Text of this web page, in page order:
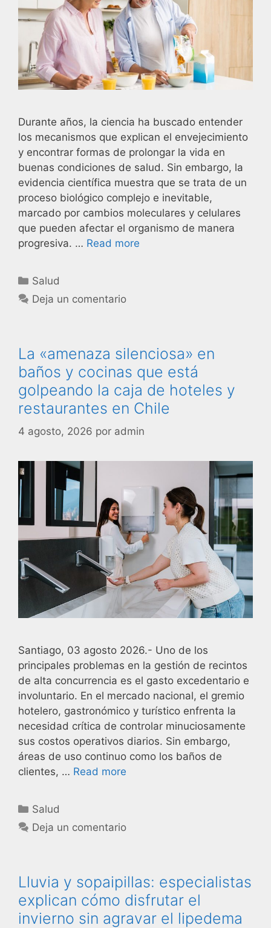
Durante años, la ciencia ha buscado entender
los mecanismos que explican el envejecimiento
y encontrar formas de prolongar la vida en
buenas condiciones de salud. Sin embargo, la
evidencia científica muestra que se trata de un
proceso biológico complejo e inevitable,
marcado por cambios moleculares y celulares
que pueden afectar el organismo de manera
progresiva. … Read more
Salud
Deja un comentario
La «amenaza silenciosa» en
baños y cocinas que está
golpeando la caja de hoteles y
restaurantes en Chile
4 agosto, 2026 por admin
Santiago, 03 agosto 2026.- Uno de los
principales problemas en la gestión de recintos
de alta concurrencia es el gasto excedentario e
involuntario. En el mercado nacional, el gremio
hotelero, gastronómico y turístico enfrenta la
necesidad crítica de controlar minuciosamente
sus costos operativos diarios. Sin embargo,
áreas de uso continuo como los baños de
clientes, … Read more
Salud
Deja un comentario
Lluvia y sopaipillas: especialistas
explican cómo disfrutar el
invierno sin agravar el lipedema